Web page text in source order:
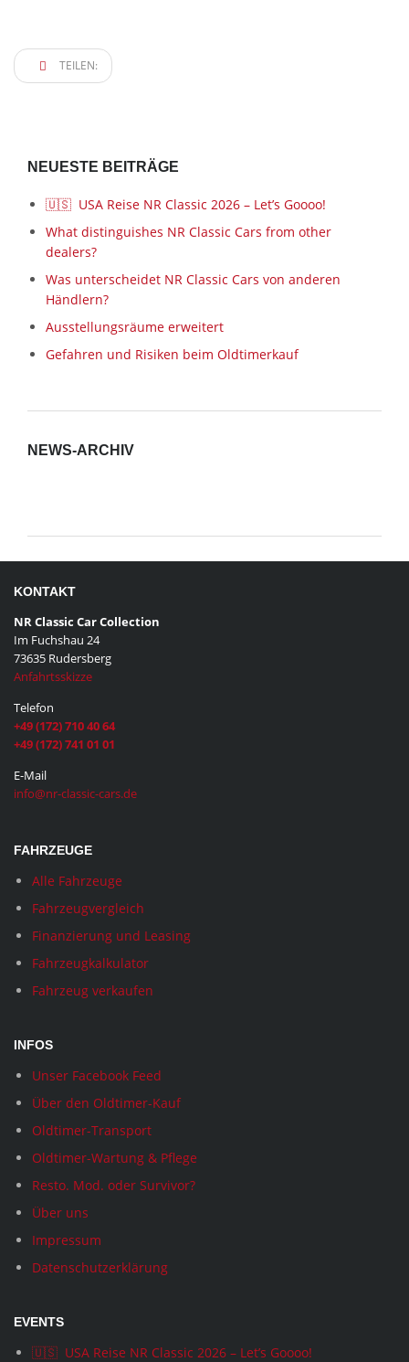
TEILEN:
NEUESTE BEITRÄGE
🇺🇸 USA Reise NR Classic 2026 – Let’s Goooo!
What distinguishes NR Classic Cars from other
dealers?
Was unterscheidet NR Classic Cars von anderen
Händlern?
Ausstellungsräume erweitert
Gefahren und Risiken beim Oldtimerkauf
NEWS-ARCHIV
KONTAKT
NR Classic Car Collection
Im Fuchshau 24
73635 Rudersberg
Anfahrtsskizze
Telefon
+49 (172) 710 40 64
+49 (172) 741 01 01
E-Mail
info@nr-classic-cars.de
FAHRZEUGE
Alle Fahrzeuge
Fahrzeugvergleich
Finanzierung und Leasing
Fahrzeugkalkulator
Fahrzeug verkaufen
INFOS
Unser Facebook Feed
Über den Oldtimer-Kauf
Oldtimer-Transport
Oldtimer-Wartung & Pflege
Resto. Mod. oder Survivor?
Über uns
Impressum
Datenschutzerklärung
EVENTS
🇺🇸 USA Reise NR Classic 2026 – Let’s Goooo!